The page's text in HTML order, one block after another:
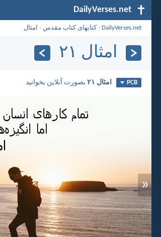
DailyVerses.net
DailyVerses.net
›کتابهای کتاب مقدس › امثال
امثال ۲۱
PCB امثال ۲۱ بصورت آنلاین بخوانید
«